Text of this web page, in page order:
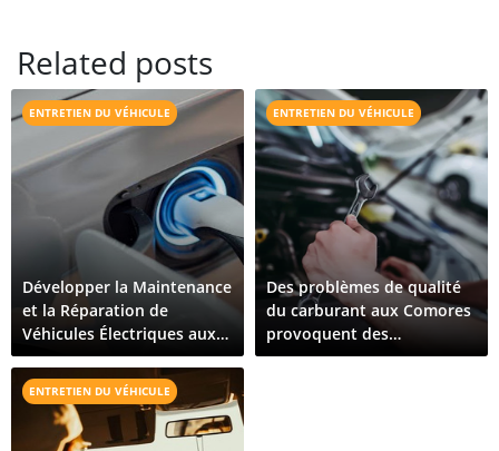
Related posts
ENTRETIEN DU VÉHICULE
Développer la Maintenance
et la Réparation de
Véhicules Électriques aux
Comores : Ce Qu'il Faut
Pour Croître
ENTRETIEN DU VÉHICULE
Des problèmes de qualité
du carburant aux Comores
provoquent des
dysfonctionnements de
ENTRETIEN DU VÉHICULE